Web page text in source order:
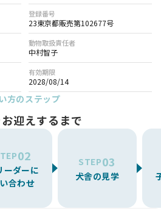
登録番号
23東京都販売第102677号
動物取扱責任者
中村智子
有効期限
2028/08/14
方のステップ
迎えするまで
02
ーダーに
合わせ
STEP03
犬舎の見学